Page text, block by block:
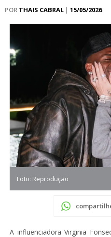
POR THAIS CABRAL | 15/05/2026
Foto: Reprodução
A influenciadora Virginia